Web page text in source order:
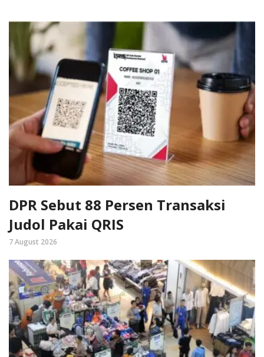
DPR Sebut 88 Persen Transaksi
Judol Pakai QRIS
7 August 2026